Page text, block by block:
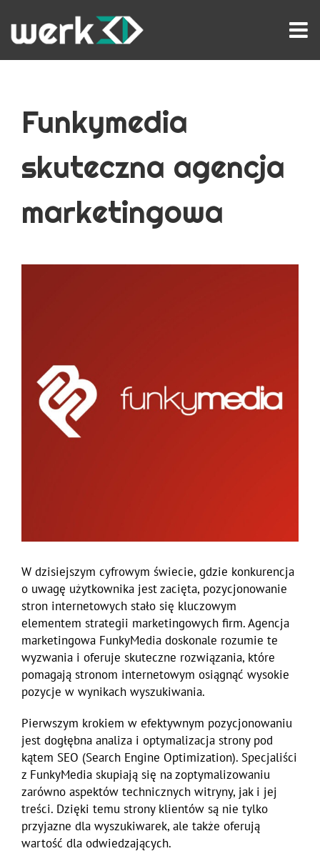
do
zawartości
Funkymedia
skuteczna agencja
marketingowa
W dzisiejszym cyfrowym świecie, gdzie konkurencja
o uwagę użytkownika jest zacięta, pozycjonowanie
stron internetowych stało się kluczowym
elementem strategii marketingowych firm. Agencja
marketingowa FunkyMedia doskonale rozumie te
wyzwania i oferuje skuteczne rozwiązania, które
pomagają stronom internetowym osiągnąć wysokie
pozycje w wynikach wyszukiwania.
Pierwszym krokiem w efektywnym pozycjonowaniu
jest dogłębna analiza i optymalizacja strony pod
kątem SEO (Search Engine Optimization). Specjaliści
z FunkyMedia skupiają się na zoptymalizowaniu
zarówno aspektów technicznych witryny, jak i jej
treści. Dzięki temu strony klientów są nie tylko
przyjazne dla wyszukiwarek, ale także oferują
wartość dla odwiedzających.